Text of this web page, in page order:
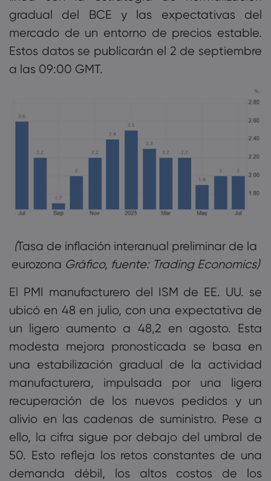
gradual del BCE y las expectativas del
mercado de un entorno de precios estable.
Estos datos se publicarán el 2 de septiembre
a las 09:00 GMT.
Tasa de inflación interanual preliminar de la
eurozona Gráfico, fuente: Trading Economics)‎
El PMI manufacturero del ISM de EE. UU. se
ubicó en 48 en julio, con una expectativa de
un ligero aumento a 48,2 en agosto. Esta
modesta mejora pronosticada se basa en
una estabilización gradual de la actividad
manufacturera, impulsada por una ligera
recuperación de los nuevos pedidos y un
alivio en las cadenas de suministro. Pese a
ello, la cifra sigue por debajo del umbral de
50. Esto refleja los retos constantes de una
demanda débil, los altos costos de los